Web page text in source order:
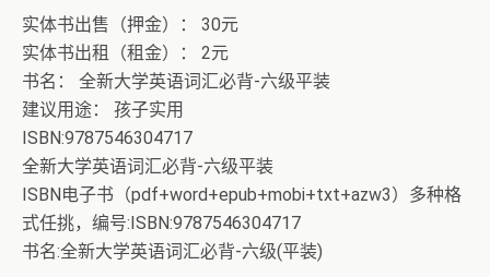
实体书出售（押金）： 30元
实体书出租（租金）： 2元
书名： 全新大学英语词汇必背-六级平装
建议用途： 孩子实用
ISBN:9787546304717
全新大学英语词汇必背-六级平装
ISBN电子书（pdf+word+epub+mobi+txt+azw3）多种格
式任挑，编号:ISBN:9787546304717
书名:全新大学英语词汇必背-六级(平装)